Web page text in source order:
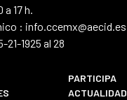
17 h.
: info.ccemx@aecid.es
1925 al 28
PARTICIPA
ACTUALIDAD